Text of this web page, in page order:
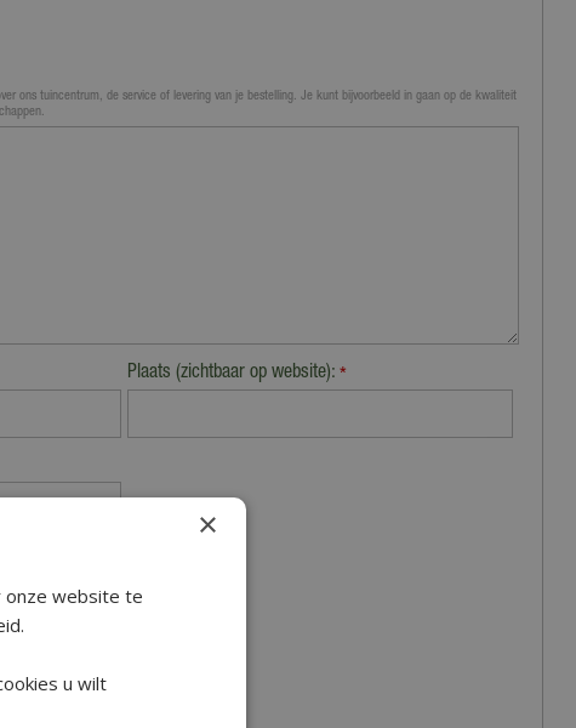
ons tuincentrum, de service of levering van je bestelling. Je kunt bijvoorbeeld in gaan op de kwaliteit
Plaats (zichtbaar op website):*
×
onze website te
u wilt